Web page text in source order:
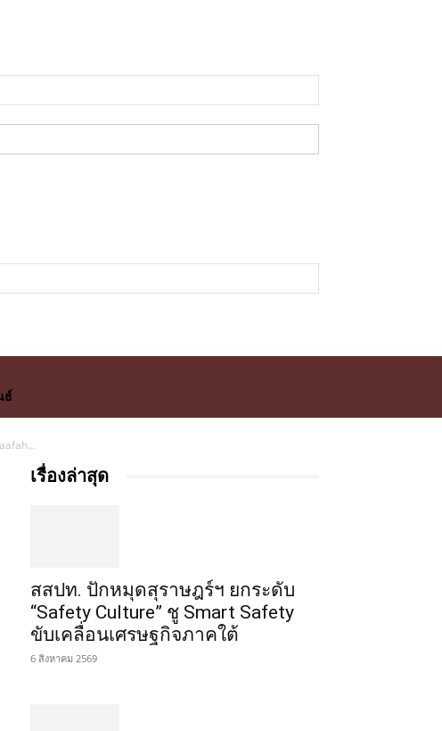
ธ์
เรื่องล่าสุด
สสปท. ปักหมุดสุราษฎร์ฯ ยกระดับ
“Safety Culture” ชู Smart Safety
ขับเคลื่อนเศรษฐกิจภาคใต้
6 สิงหาคม 2569